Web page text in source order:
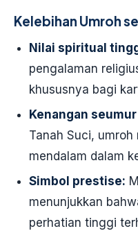
Kelebihan Umroh
Nilai spiritual
pengalaman
khususnya bagi
Kenangan
Tanah Suci,
mendalam dalam
Simbol prestise:
menunjukkan
perhatian tinggi